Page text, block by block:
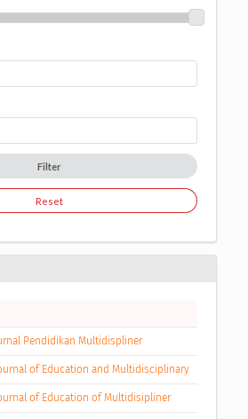
Filter
Reset
Pendidikan Multidispliner
of Education and Multidisciplinary
of Education of Multidisipliner